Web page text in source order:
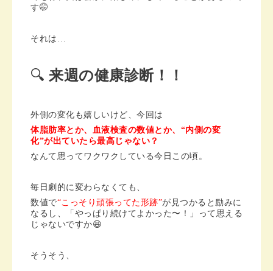
す🤭
それは…
🔍 来週の健康診断！！
外側の変化も嬉しいけど、今回は
体脂肪率とか、血液検査の数値とか、“内側の変
化”が出ていたら最高じゃない？
なんて思ってワクワクしている今日この頃。
毎日劇的に変わらなくても、
数値で“こっそり頑張ってた形跡”が見つかると励みに
なるし、
「やっぱり続けてよかった〜！」って思える
じゃないですか😆
そうそう、